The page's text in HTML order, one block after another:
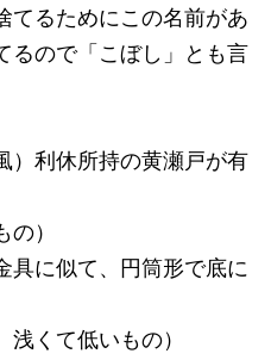
てるためにこの名前があ
るので「こぼし」とも言
）利休所持の黄瀬戸が有
）
具に似て、円筒形で底に
くて低いもの）